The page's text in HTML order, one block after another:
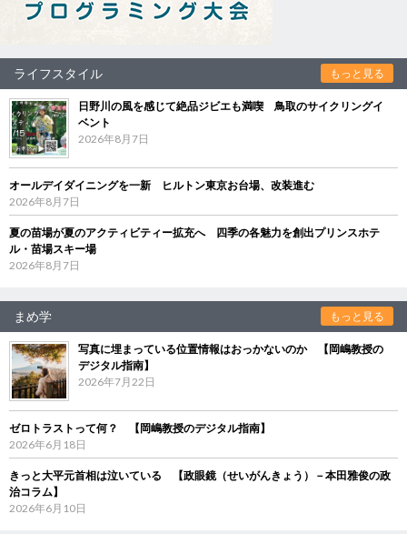
ライフスタイル もっと見る
日野川の風を感じて絶品ジビエも満喫 鳥取のサイクリングイ
ベント
2026年8月7日
オールデイダイニングを一新 ヒルトン東京お台場、改装進む
2026年8月7日
夏の苗場が夏のアクティビティー拡充へ 四季の各魅力を創出プリンスホテ
ル・苗場スキー場
2026年8月7日
まめ学 もっと見る
写真に埋まっている位置情報はおっかないのか 【岡嶋教授の
デジタル指南】
2026年7月22日
ゼロトラストって何？ 【岡嶋教授のデジタル指南】
2026年6月18日
きっと大平元首相は泣いている 【政眼鏡（せいがんきょう）－本田雅俊の政
治コラム】
2026年6月10日